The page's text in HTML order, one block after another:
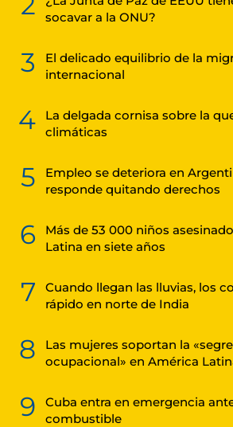
socavar a la ONU?
3
El delicado equilibrio de la
internacional
4
La delgada cornisa sobre la
climáticas
5
Empleo se deteriora en
responde quitando derechos
6
Más de 53 000 niños
Latina en siete años
7
Cuando llegan las lluvias, los
rápido en norte de India
8
Las mujeres soportan la
ocupacional» en América
9
Cuba entra en emergencia
combustible